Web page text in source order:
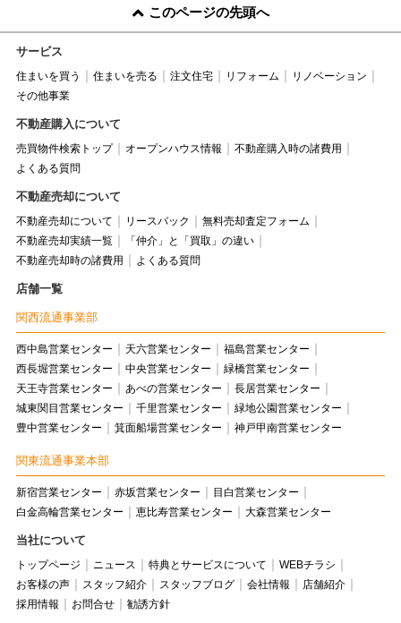
このページの先頭へ
サービス
住まいを買う 住まいを売る 注文住宅 リフォーム
リノベーション
その他事業
不動産購入について
売買物件検索トップ オープンハウス情報
不動産購入時の諸費用
よくある質問
不動産売却について
不動産売却について リースバック
無料売却査定フォーム
不動産売却実績一覧
「仲介」と「買取」の違い
不動産売却時の諸費用
よくある質問
店舗一覧
関西流通事業部
西中島営業センター 天六営業センター
福島営業センター
西長堀営業センター
中央営業センター
緑橋営業センター
天王寺営業センター
あべの営業センター
長居営業センター
城東関目営業センター
千里営業センター
緑地公園営業センター
豊中営業センター
箕面船場営業センター 神戸甲南営業センター
関東流通事業本部
新宿営業センター 赤坂営業センター
目白営業センター
白金高輪営業センター
恵比寿営業センター 大森営業センター
当社について
トップページ ニュース 特典とサービスについて
WEBチラシ
お客様の声
スタッフ紹介 スタッフブログ 会社情報
店舗紹介
採用情報
お問合せ 勧誘方針